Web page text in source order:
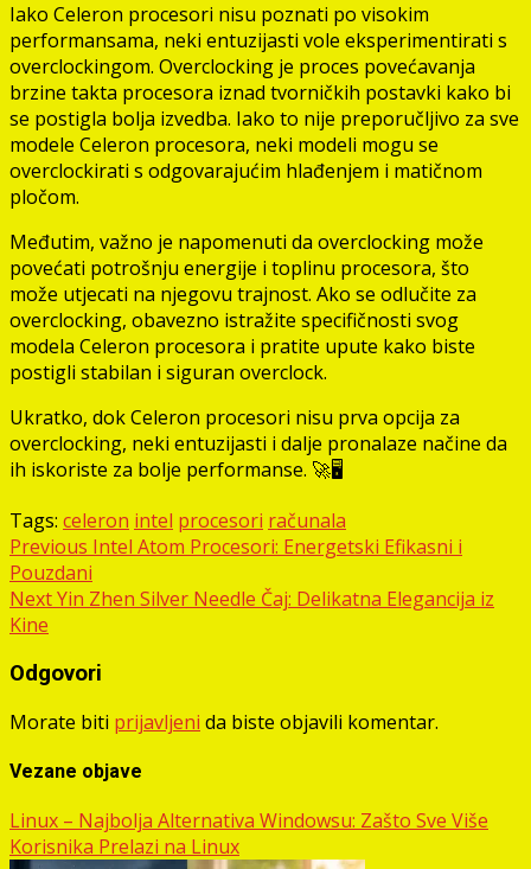
Iako Celeron procesori nisu poznati po visokim
performansama, neki entuzijasti vole eksperimentirati s
overclockingom. Overclocking je proces povećavanja
brzine takta procesora iznad tvorničkih postavki kako bi
se postigla bolja izvedba. Iako to nije preporučljivo za sve
modele Celeron procesora, neki modeli mogu se
overclockirati s odgovarajućim hlađenjem i matičnom
pločom.
Međutim, važno je napomenuti da overclocking može
povećati potrošnju energije i toplinu procesora, što
može utjecati na njegovu trajnost. Ako se odlučite za
overclocking, obavezno istražite specifičnosti svog
modela Celeron procesora i pratite upute kako biste
postigli stabilan i siguran overclock.
Ukratko, dok Celeron procesori nisu prva opcija za
overclocking, neki entuzijasti i dalje pronalaze načine da
ih iskoriste za bolje performanse. 🚀🖥️
Tags: celeron intel procesori računala
Post
navigation
Previous Intel Atom Procesori: Energetski Efikasni i
Pouzdani
NextYin Zhen Silver Needle Čaj: Delikatna Elegancija iz
Kine
Odgovori
Morate biti prijavljeni da biste objavili komentar.
Vezane objave
Linux – Najbolja Alternativa Windowsu: Zašto Sve Više
Korisnika Prelazi na Linux